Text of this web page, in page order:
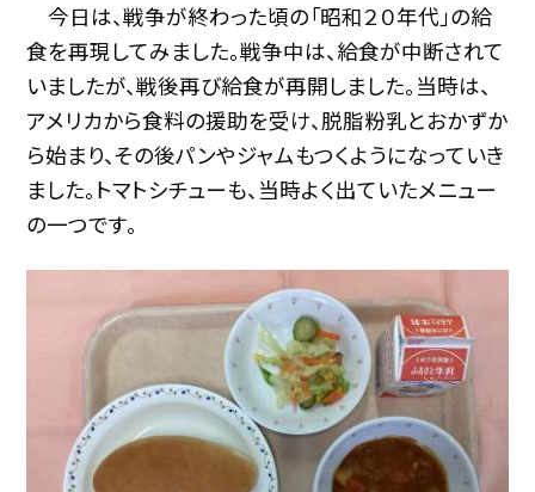
今日は、戦争が終わった頃の「昭和２０年代」の給
食を再現してみました。戦争中は、給食が中断されて
いましたが、戦後再び給食が再開しました。当時は、
アメリカから食料の援助を受け、脱脂粉乳とおかずか
ら始まり、その後パンやジャムもつくようになっていき
ました。トマトシチューも、当時よく出ていたメニュー
の一つです。